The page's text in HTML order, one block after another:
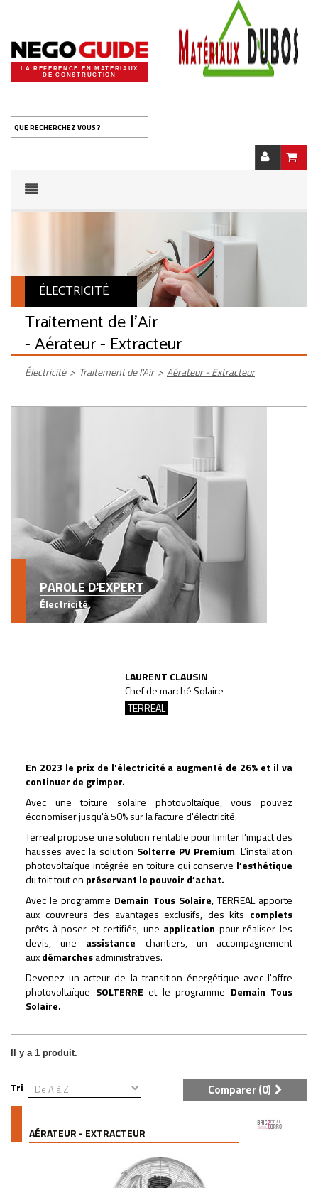
LA RÉFÉRENCE EN MATÉRIAUX
DE CONSTRUCTION
QUE RECHERCHEZ VOUS ?
ÉLECTRICITÉ
Traitement de l'Air
- Aérateur - Extracteur
Électricité > Traitement de l'Air > Aérateur - Extracteur
PAROLE D'EXPERT
Électricité
LAURENT CLAUSIN
Chef de marché Solaire
TERREAL
En 2023 le prix de l'électricité a augmenté de 26% et il va
continuer de grimper.
Avec une toiture solaire photovoltaïque, vous pouvez
économiser jusqu'à 50% sur la facture d'électricité.
Terreal propose une solution rentable pour limiter l’impact des
hausses avec la solution Solterre PV Premium. L’installation
photovoltaïque intégrée en toiture qui conserve l’esthétique
du toit tout en préservant le pouvoir d’achat.
Avec le programme Demain Tous Solaire, TERREAL apporte
aux couvreurs des avantages exclusifs, des kits complets
prêts à poser et certifiés, une application pour réaliser les
devis, une assistance chantiers, un accompagnement
auxdémarchesadministratives.
Devenez un acteur de la transition énergétique avec l'offre
photovoltaïque SOLTERRE et le programme Demain Tous
Solaire.
Il y a 1 produit.
Tri Comparer (0)
AÉRATEUR - EXTRACTEUR